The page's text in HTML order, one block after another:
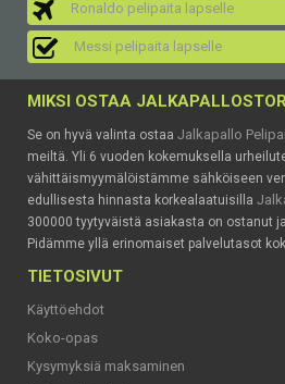
Ronaldo pelipaita lapselle
Messi pelipaita lapselle
MIKSI OSTAA
Se on hyvä valinta ostaa Jalkapallo
meiltä. Yli 6 vuoden kokemuksella
vähittäismyymälöistämme sähköiseen
edullisesta hinnasta korkealaatuisilla
300000 tyytyväistä asiakasta on ostanut
Pidämme yllä erinomaiset palvelutasot
TIETOSIVUT
Käyttöehdot
Koko-opas
Kysymyksiä maksaminen